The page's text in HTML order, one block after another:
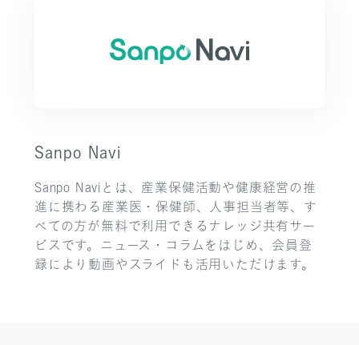
Sanpo Navi
Sanpo Naviとは、産業保健活動や健康経営の推
進に携わる産業医・保健師、人事担当者等、す
べての方が無料で利用できるナレッジ共有サー
ビスです。ニュース・コラムをはじめ、会員登
録により動画やスライドも活用いただけます。